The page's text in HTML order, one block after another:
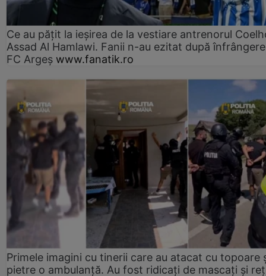
Ce au pățit la ieșirea de la vestiare antrenorul
Assad Al Hamlawi. Fanii n-au ezitat după
FC Argeș www.fanatik.ro
Primele imagini cu tinerii care au atacat cu topoare
pietre o ambulanță. Au fost ridicați de mascați și